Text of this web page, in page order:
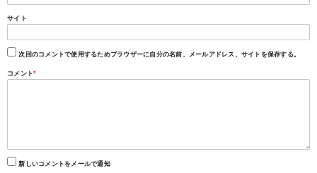
サイト
次回のコメントで使用するためブラウザーに自分の名前、メールアドレス、サイトを保存する。
コメント*
新しいコメントをメールで通知